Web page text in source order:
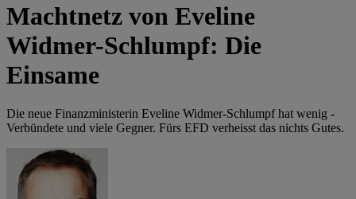
Machtnetz von Eveline
Widmer-Schlumpf: Die
Einsame
Die neue Finanzministerin Eveline Widmer-Schlumpf hat wenig ­
Verbündete und viele Gegner. Fürs EFD verheisst das nichts Gutes.